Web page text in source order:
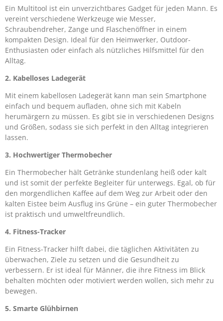
Ein Multitool ist ein unverzichtbares Gadget für jeden Mann. Es
vereint verschiedene Werkzeuge wie Messer,
Schraubendreher, Zange und Flaschenöffner in einem
kompakten Design. Ideal für den Heimwerker, Outdoor-
Enthusiasten oder einfach als nützliches Hilfsmittel für den
Alltag.
2. Kabelloses Ladegerät
Mit einem kabellosen Ladegerät kann man sein Smartphone
einfach und bequem aufladen, ohne sich mit Kabeln
herumärgern zu müssen. Es gibt sie in verschiedenen Designs
und Größen, sodass sie sich perfekt in den Alltag integrieren
lassen.
3. Hochwertiger Thermobecher
Ein Thermobecher hält Getränke stundenlang heiß oder kalt
und ist somit der perfekte Begleiter für unterwegs. Egal, ob für
den morgendlichen Kaffee auf dem Weg zur Arbeit oder den
kalten Eistee beim Ausflug ins Grüne – ein guter Thermobecher
ist praktisch und umweltfreundlich.
4. Fitness-Tracker
Ein Fitness-Tracker hilft dabei, die täglichen Aktivitäten zu
überwachen, Ziele zu setzen und die Gesundheit zu
verbessern. Er ist ideal für Männer, die ihre Fitness im Blick
behalten möchten oder motiviert werden wollen, sich mehr zu
bewegen.
5. Smarte Glühbirnen